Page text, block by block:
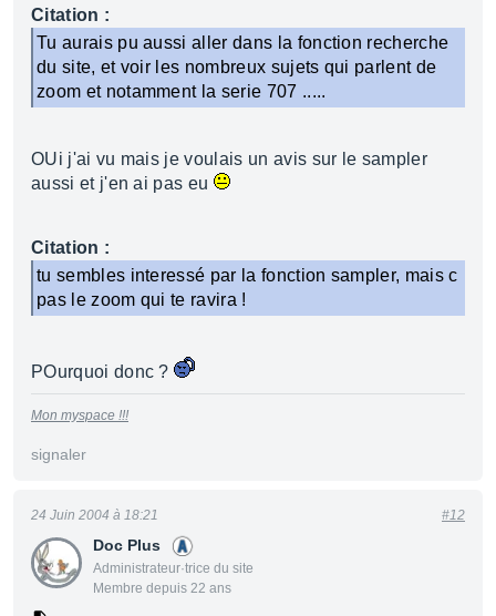
Citation :
Tu aurais pu aussi aller dans la fonction recherche
du site, et voir les nombreux sujets qui parlent de
zoom et notamment la serie 707 .....
OUi j'ai vu mais je voulais un avis sur le sampler
aussi et j'en ai pas eu
Citation :
tu sembles interessé par la fonction sampler, mais c
pas le zoom qui te ravira !
POurquoi donc ?
Mon myspace !!!
signaler
Doc Plus
Administrateur·trice du site
Membre depuis 22 ans
24 Juin 2004 à 18:21 #12